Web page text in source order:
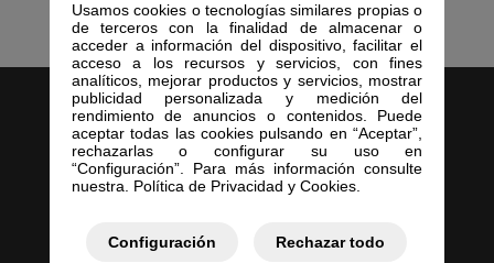
Usamos cookies o tecnologías similares propias o
de terceros con la finalidad de almacenar o
acceder a información del dispositivo, facilitar el
acceso a los recursos y servicios, con fines
analíticos, mejorar productos y servicios, mostrar
publicidad personalizada y medición del
rendimiento de anuncios o contenidos. Puede
aceptar todas las cookies pulsando en “Aceptar”,
rechazarlas o configurar su uso en
“Configuración”. Para más información consulte
nuestra. Política de Privacidad y Cookies.
Configuración Rechazar todo
Servicios